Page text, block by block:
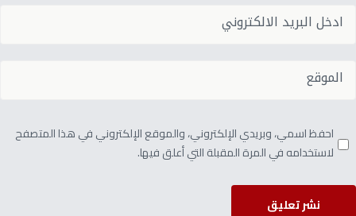
احفظ اسمي، وبريدي الإلكتروني، والموقع الإلكتروني في هذا المتصفح
لاستخدامه في المرة المقبلة التي أعلق فيها.
نشر تعليق